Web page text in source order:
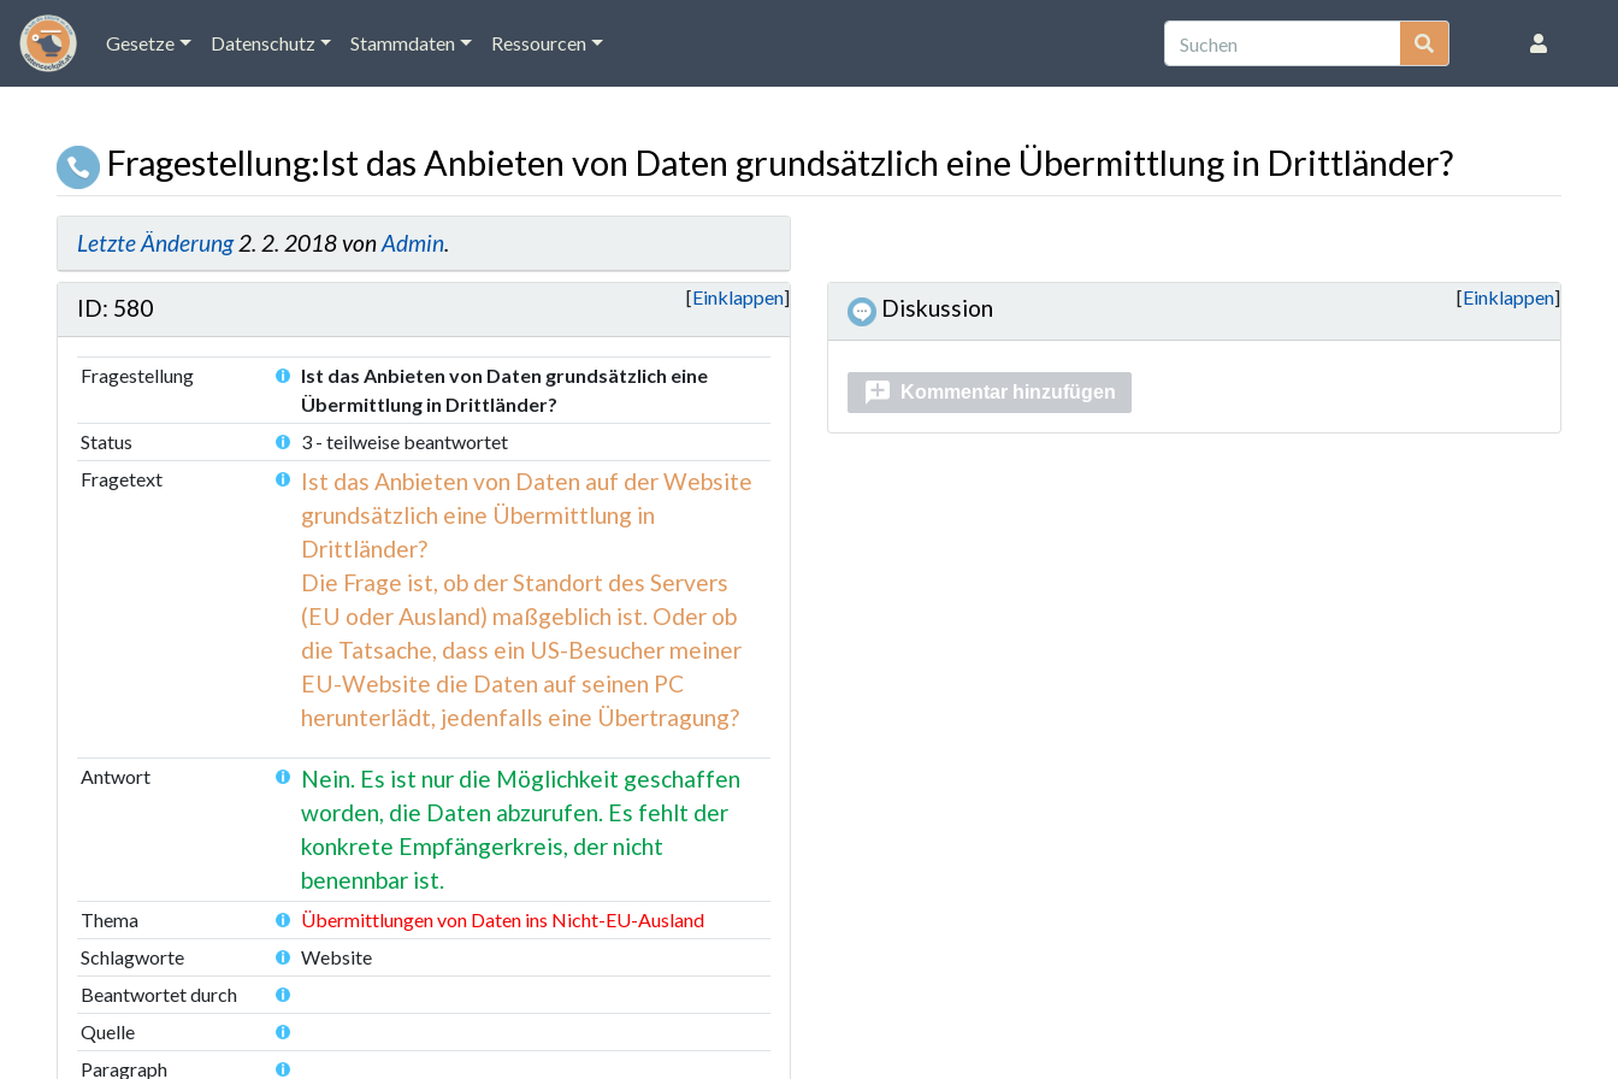
Gesetze Datenschutz Stammdaten Ressourcen
Fragestellung:Ist das Anbieten von Daten grundsätzlich eine Übermittlung in Drittländer?
Wechseln zu:
Letzte Änderung2. 2. 2018 vonAdmin.
Einklappen
ID: 580
Fragestellung
Ist das Anbieten von Daten grundsätzlich eine
Übermittlung in Drittländer?
Status
3 - teilweise beantwortet
Fragetext
Ist das Anbieten von Daten auf der Website
grundsätzlich eine Übermittlung in
Drittländer?
Die Frage ist, ob der Standort des Servers
(EU oder Ausland) maßgeblich ist. Oder ob
die Tatsache, dass ein US-Besucher meiner
EU-Website die Daten auf seinen PC
herunterlädt, jedenfalls eine Übertragung?
Antwort
Nein. Es ist nur die Möglichkeit geschaffen
worden, die Daten abzurufen. Es fehlt der
konkrete Empfängerkreis, der nicht
benennbar ist.
Thema
Übermittlungen von Daten ins Nicht-EU-Ausland
Schlagworte
Website
Beantwortet durch
Quelle
Paragraph
Einklappen
Diskussion
Kommentar hinzufügen